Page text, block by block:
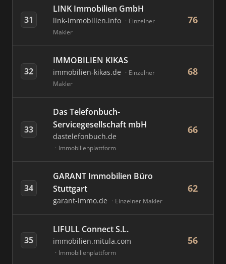
31
LINK Immobilien GmbH
link-immobilien.info
Einzelner
Makler
76
32
IMMOBILIEN KIKAS
immobilien-kikas.de
Einzelner
Makler
68
33
Das Telefonbuch-
Servicegesellschaft mbH
dastelefonbuch.de
Immobilienplattform
66
34
GARANT Immobilien Büro
Stuttgart
garant-immo.de Einzelner Makler
62
35
LIFULL Connect S.L.
immobilien.mitula.com
Immobilienplattform
56